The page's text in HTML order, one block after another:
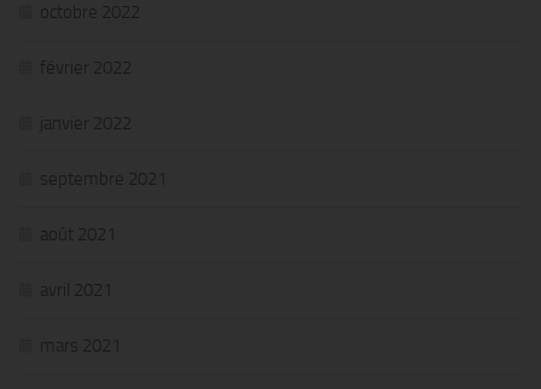
octobre 2022
février 2022
janvier 2022
septembre 2021
août 2021
avril 2021
mars 2021